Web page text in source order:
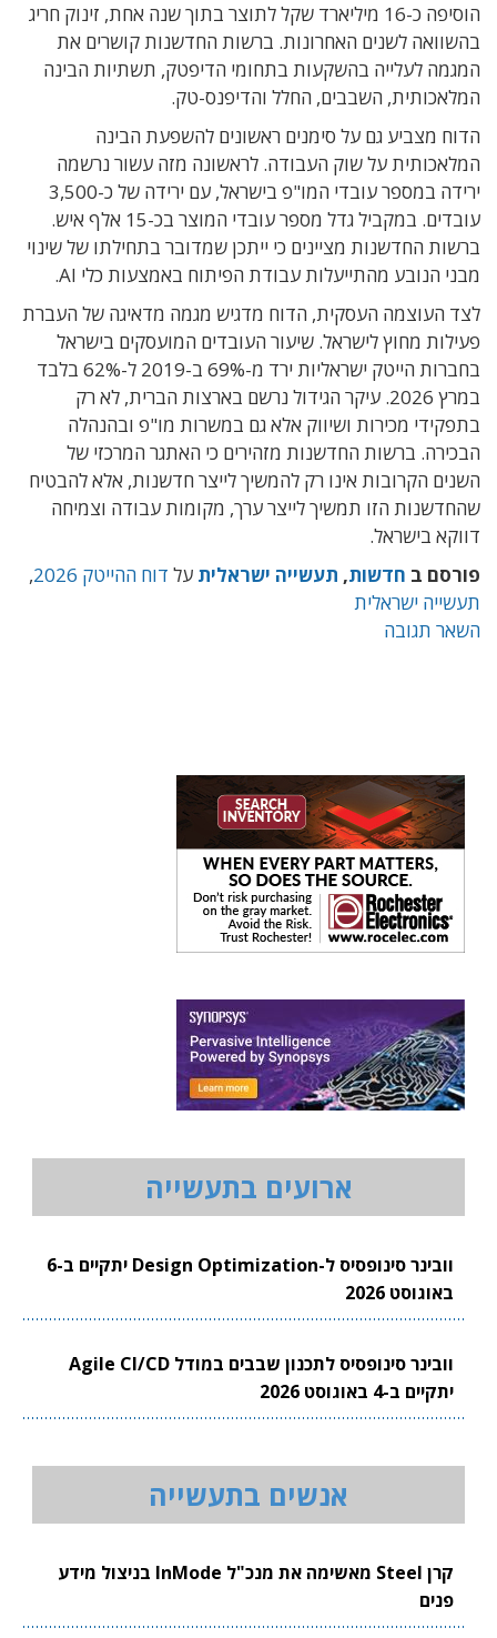
הוסיפה כ-16 מיליארד שקל לתוצר בתוך שנה אחת, זינוק חריג
בהשוואה לשנים האחרונות. ברשות החדשנות קושרים את
המגמה לעלייה בהשקעות בתחומי הדיפטק, תשתיות הבינה
המלאכותית, השבבים, החלל והדיפנס-טק.
הדוח מצביע גם על סימנים ראשונים להשפעת הבינה
המלאכותית על שוק העבודה. לראשונה מזה עשור נרשמה
ירידה במספר עובדי המו"פ בישראל, עם ירידה של כ-3,500
עובדים. במקביל גדל מספר עובדי המוצר בכ-15 אלף איש.
ברשות החדשנות מציינים כי ייתכן שמדובר בתחילתו של שינוי
מבני הנובע מהתייעלות עבודת הפיתוח באמצעות כלי AI.
לצד העוצמה העסקית, הדוח מדגיש מגמה מדאיגה של העברת
פעילות מחוץ לישראל. שיעור העובדים המועסקים בישראל
בחברות הייטק ישראליות ירד מ-69% ב-2019 ל-62% בלבד
במרץ 2026. עיקר הגידול נרשם בארצות הברית, לא רק
בתפקידי מכירות ושיווק אלא גם במשרות מו"פ ובהנהלה
הבכירה. ברשות החדשנות מזהירים כי האתגר המרכזי של
השנים הקרובות אינו רק להמשיך לייצר חדשנות, אלא להבטיח
שהחדשנות הזו תמשיך לייצר ערך, מקומות עבודה וצמיחה
דווקא בישראל.
פורסם ב חדשות, תעשייה ישראלית על דוח ההייטק 2026
,
תעשייה ישראלית
השאר תגובה
ארועים בתעשייה
וובינר סינופסיס ל-Design Optimization יתקיים ב-6
באוגוסט 2026
וובינר סינופסיס לתכנון שבבים במודל Agile CI/CD
יתקיים ב-4 באוגוסט 2026
אנשים בתעשייה
קרן Steel מאשימה את מנכ"ל InMode בניצול מידע
פנים